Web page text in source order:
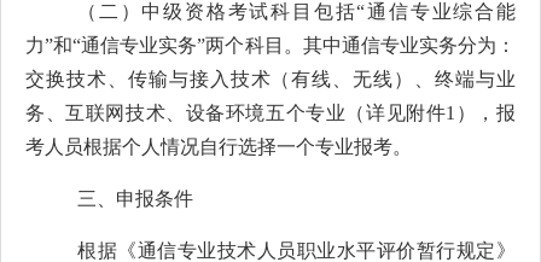
（二）中级资格考试科目包括“通信专业综合能
力”和“通信专业实务”两个科目。其中通信专业实务分为：
交换技术、传输与接入技术（有线、无线）、终端与业
务、互联网技术、设备环境五个专业（详见附件1 ），报
考人员根据个人情况自行选择一个专业报考。
三、申报条件
根据《通信专业技术人员职业水平评价暂行规定》